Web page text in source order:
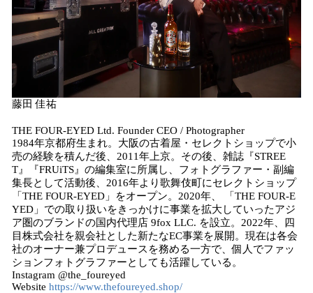
藤田 佳祐
THE FOUR-EYED Ltd. Founder CEO / Photographer
1984年京都府生まれ。大阪の古着屋・セレクトショップで小
売の経験を積んだ後、2011年上京。その後、雑誌『STREE
T』『FRUiTS』の編集室に所属し、フォトグラファー・副編
集長として活動後、2016年より歌舞伎町にセレクトショップ
「THE FOUR-EYED」をオープン。2020年、 「THE FOUR-E
YED」での取り扱いをきっかけに事業を拡大していったアジ
ア圏のブランドの国内代理店 9fox LLC. を設立。2022年、四
目株式会社を親会社とした新たなEC事業を展開。現在は各会
社のオーナー兼プロデュースを務める一方で、個人でファッ
ションフォトグラファーとしても活躍している。
Instagram @the_foureyed
Website https://www.thefoureyed.shop/